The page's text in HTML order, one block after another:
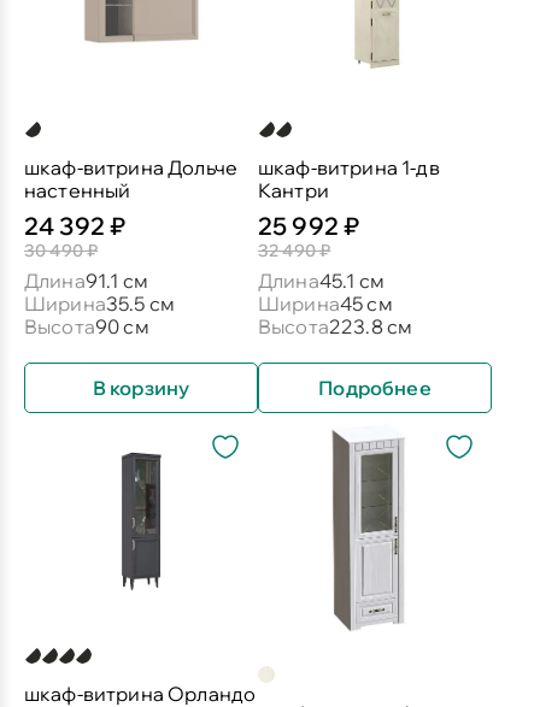
шкаф-витрина Дольче
настенный
24 392 ₽
30 490 ₽
Длина91.1 см
Ширина35.5 см
Высота90 см
В корзину
шкаф-витрина 1-дв
Кантри
25 992 ₽
32 490 ₽
Длина45.1 см
Ширина45 см
Высота223.8 см
Подробнее
шкаф-витрина Орландо